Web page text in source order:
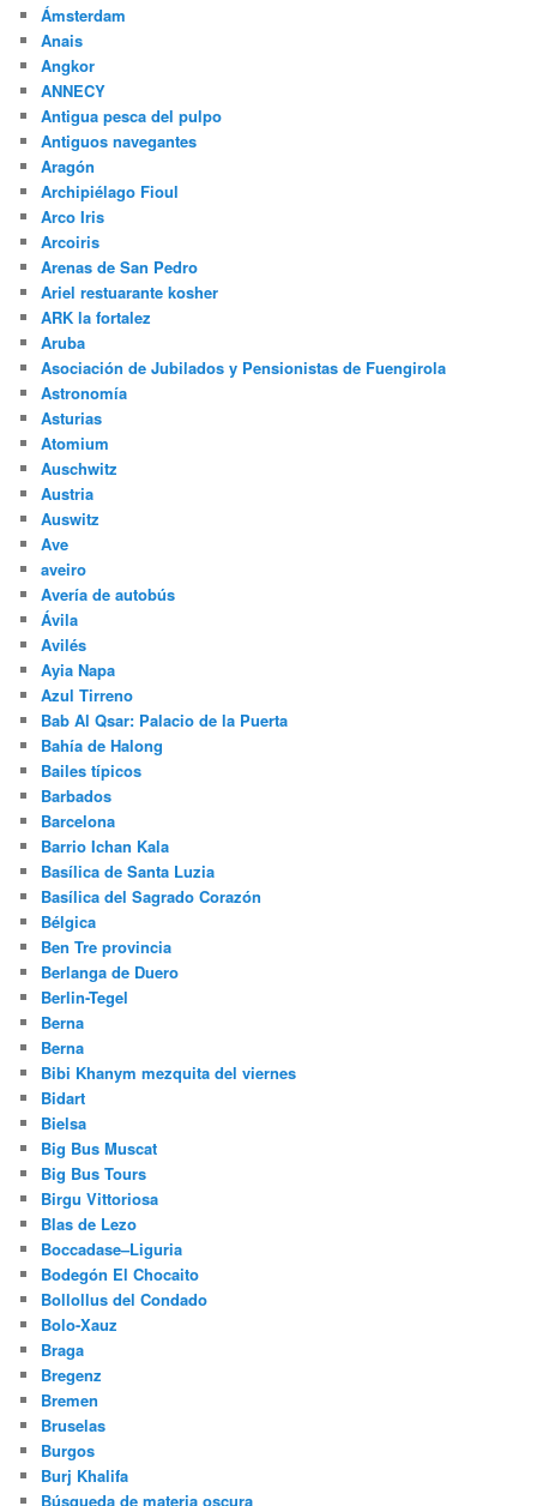
Ámsterdam
Anais
Angkor
ANNECY
Antigua pesca del pulpo
Antiguos navegantes
Aragón
Archipiélago Fioul
Arco Iris
Arcoiris
Arenas de San Pedro
Ariel restuarante kosher
ARK la fortalez
Aruba
Asociación de Jubilados y Pensionistas de Fuengirola
Astronomía
Asturias
Atomium
Auschwitz
Austria
Auswitz
Ave
aveiro
Avería de autobús
Ávila
Avilés
Ayia Napa
Azul Tirreno
Bab Al Qsar: Palacio de la Puerta
Bahía de Halong
Bailes típicos
Barbados
Barcelona
Barrio Ichan Kala
Basílica de Santa Luzia
Basílica del Sagrado Corazón
Bélgica
Ben Tre provincia
Berlanga de Duero
Berlin-Tegel
Berna
Berna
Bibi Khanym mezquita del viernes
Bidart
Bielsa
Big Bus Muscat
Big Bus Tours
Birgu Vittoriosa
Blas de Lezo
Boccadase–Liguria
Bodegón El Chocaito
Bollollus del Condado
Bolo-Xauz
Braga
Bregenz
Bremen
Bruselas
Burgos
Burj Khalifa
Búsqueda de materia oscura